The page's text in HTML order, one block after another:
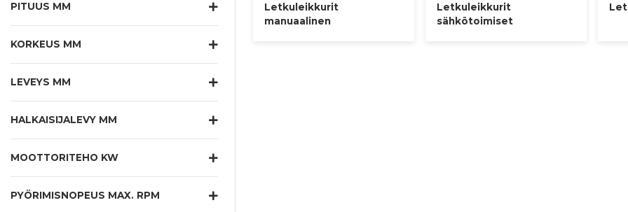
PITUUS MM
KORKEUS MM
LEVEYS MM
HALKAISIJALEVY MM
MOOTTORITEHO KW
PYÖRIMISNOPEUS MAX. RPM
Letkuleikkurit
manuaalinen
Letkuleikkurit
sähkötoimiset